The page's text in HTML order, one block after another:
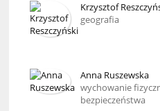
Krzysztof
geografia
Anna Ruszewska
wychowanie
bezpieczeństwa